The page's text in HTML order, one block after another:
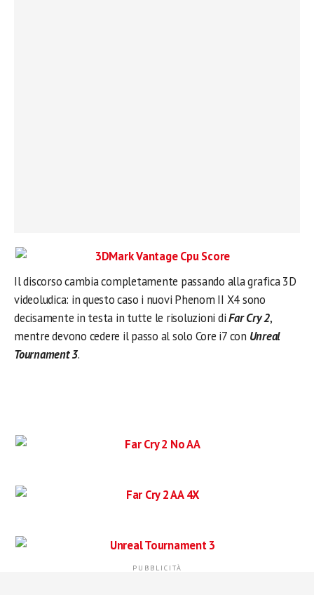
Il discorso cambia completamente passando alla grafica 3D
videoludica: in questo caso i nuovi Phenom II X4 sono
decisamente in testa in tutte le risoluzioni diFar Cry 2,
mentre devono cedere il passo al solo Core i7 con Unreal
Tournament 3.